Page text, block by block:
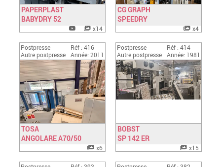
Have a look
PAPERPLAST
BABYDRY 52
x14
Have a look
CG GRAPH
SPEEDRY
x4
Postpresse
Autre postpresse
Réf : 416
Année: 2011
Have a look
TOSA
ANGOLARE A70/50
x6
Postpresse
Autre postpresse
Réf : 414
Année: 1981
Have a look
BOBST
SP 142 ER
x15